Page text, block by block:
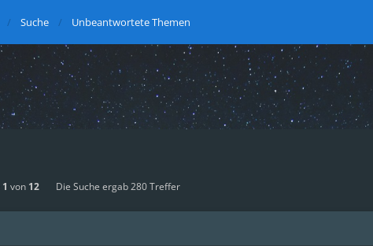
Suche Unbeantwortete Themen
1 von 12 Die Suche ergab 280 Treffer